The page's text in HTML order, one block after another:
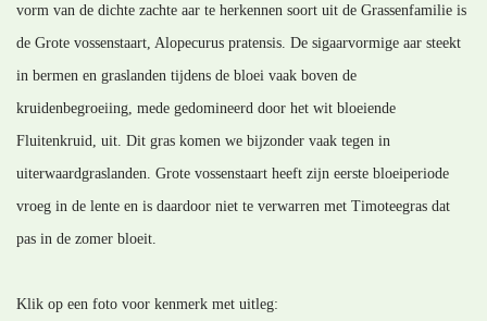
vorm van de dichte zachte aar te herkennen soort uit de Grassenfamilie is
de Grote vossenstaart, Alopecurus pratensis. De sigaarvormige aar steekt
in bermen en graslanden tijdens de bloei vaak boven de
kruidenbegroeiing, mede gedomineerd door het wit bloeiende
Fluitenkruid, uit. Dit gras komen we bijzonder vaak tegen in
uiterwaardgraslanden. Grote vossenstaart heeft zijn eerste bloeiperiode
vroeg in de lente en is daardoor niet te verwarren met Timoteegras dat
pas in de zomer bloeit.
Klik op een foto voor kenmerk met uitleg: